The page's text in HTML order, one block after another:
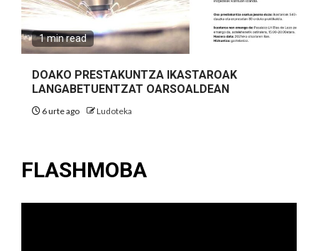
1 min read
DOAKO PRESTAKUNTZA IKASTAROAK
LANGABETUENTZAT OARSOALDEAN
6 urte ago Ludoteka
FLASHMOBA